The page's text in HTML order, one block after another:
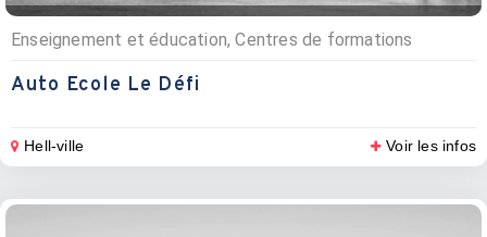
Enseignement et éducation, Centres de formations
Auto Ecole Le Défi
Hell-ville Voir les infos